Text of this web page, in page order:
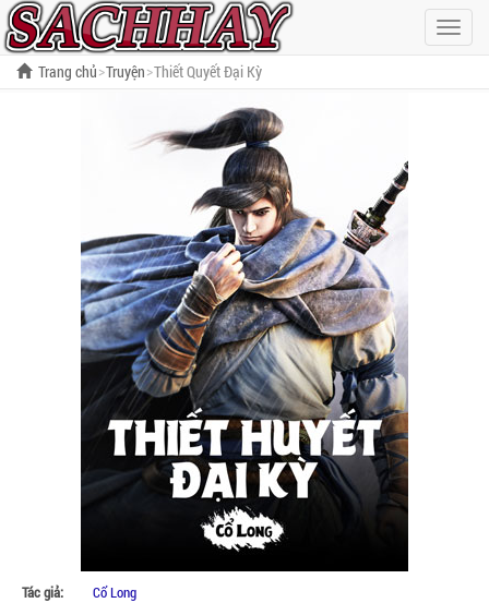
Hiện
menu
Trang chủ Truyện Thiết Quyết Đại Kỳ
Tác giả:
Cổ Long